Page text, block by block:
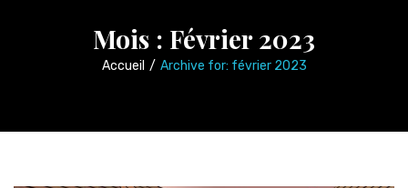
Mois : Février 2023
Accueil / Archive for: février 2023